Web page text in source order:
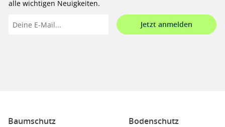
alle wichtigen Neuigkeiten.
Jetzt anmelden
Baumschutz Bodenschutz